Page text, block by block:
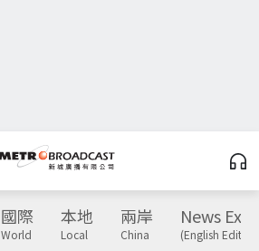
國際
World
本地
Local
兩岸
China
News
(English